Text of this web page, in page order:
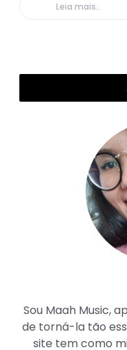
Leia mais..
Sou Maah Music,
de torná-la tão
site tem como